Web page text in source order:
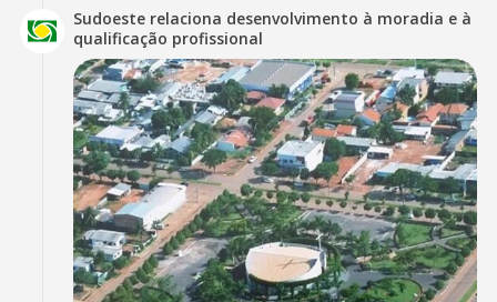
Sudoeste relaciona desenvolvimento à moradia e à
qualificação profissional